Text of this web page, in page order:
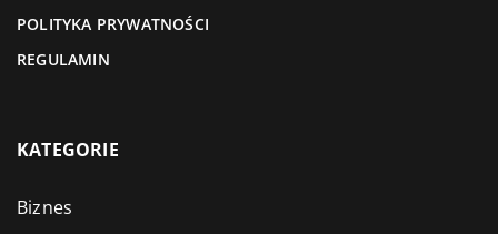
POLITYKA PRYWATNOŚCI
REGULAMIN
KATEGORIE
Biznes